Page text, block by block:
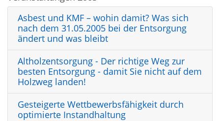
Asbest und KMF – wohin damit? Was sich
nach dem 31.05.2005 bei der Entsorgung
ändert und was bleibt
Altholzentsorgung - Der richtige Weg zur
besten Entsorgung - damit Sie nicht auf dem
Holzweg landen!
Gesteigerte Wettbewerbsfähigkeit durch
optimierte Instandhaltung